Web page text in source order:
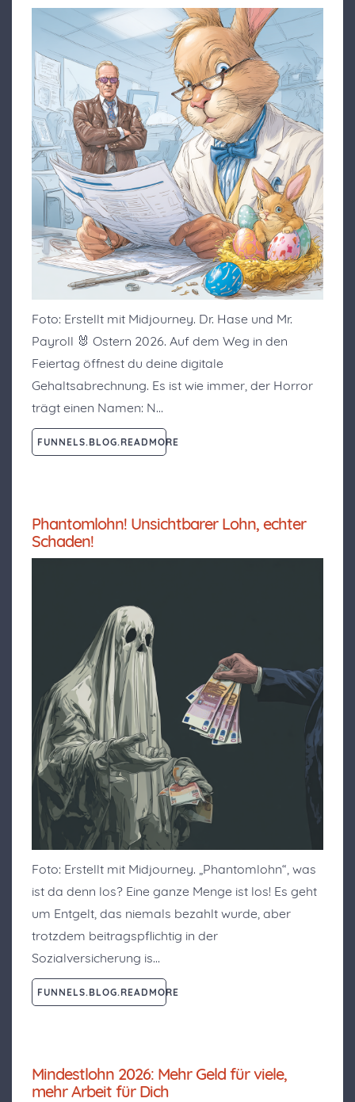
Foto: Erstellt mit Midjourney. Dr. Hase und Mr.
Payroll 🐰 Ostern 2026. Auf dem Weg in den
Feiertag öffnest du deine digitale
Gehaltsabrechnung. Es ist wie immer, der Horror
trägt einen Namen: N…
FUNNELS.BLOG.READMORE
Phantomlohn! Unsichtbarer Lohn, echter
Schaden!
Foto: Erstellt mit Midjourney. „Phantomlohn“, was
ist da denn los? Eine ganze Menge ist los! Es geht
um Entgelt, das niemals bezahlt wurde, aber
trotzdem beitragspflichtig in der
Sozialversicherung is…
FUNNELS.BLOG.READMORE
Mindestlohn 2026: Mehr Geld für viele,
mehr Arbeit für Dich